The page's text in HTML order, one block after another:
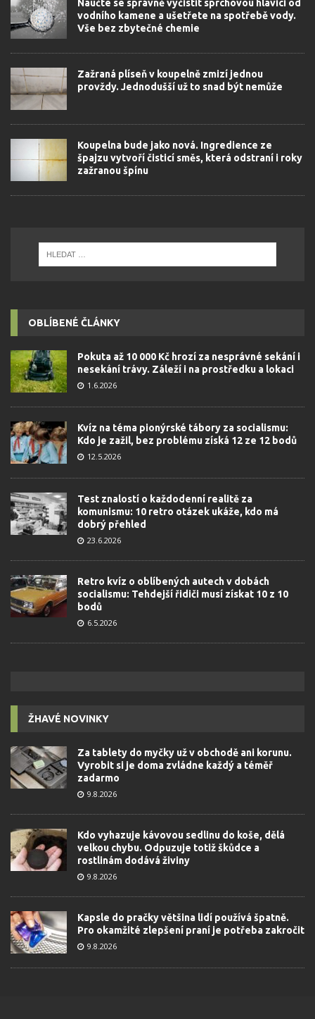
Naučte se správně vyčistit sprchovou hlavici od
vodního kamene a ušetřete na spotřebě vody.
Vše bez zbytečné chemie
Zažraná plíseň v koupelně zmizí jednou
provždy. Jednodušší už to snad být nemůže
Koupelna bude jako nová. Ingredience ze
špajzu vytvoří čisticí směs, která odstraní i roky
zažranou špínu
OBLÍBENÉ ČLÁNKY
Pokuta až 10 000 Kč hrozí za nesprávné sekání i
nesekání trávy. Záleží i na prostředku a lokaci
1.6.2026
Kvíz na téma pionýrské tábory za socialismu:
Kdo je zažil, bez problému získá 12 ze 12 bodů
12.5.2026
Test znalostí o každodenní realitě za
komunismu: 10 retro otázek ukáže, kdo má
dobrý přehled
23.6.2026
Retro kvíz o oblíbených autech v dobách
socialismu: Tehdejší řidiči musí získat 10 z 10
bodů
6.5.2026
ŽHAVÉ NOVINKY
Za tablety do myčky už v obchodě ani korunu.
Vyrobit si je doma zvládne každý a téměř
zadarmo
9.8.2026
Kdo vyhazuje kávovou sedlinu do koše, dělá
velkou chybu. Odpuzuje totiž škůdce a
rostlinám dodává živiny
9.8.2026
Kapsle do pračky většina lidí používá špatně.
Pro okamžité zlepšení praní je potřeba zakročit
9.8.2026